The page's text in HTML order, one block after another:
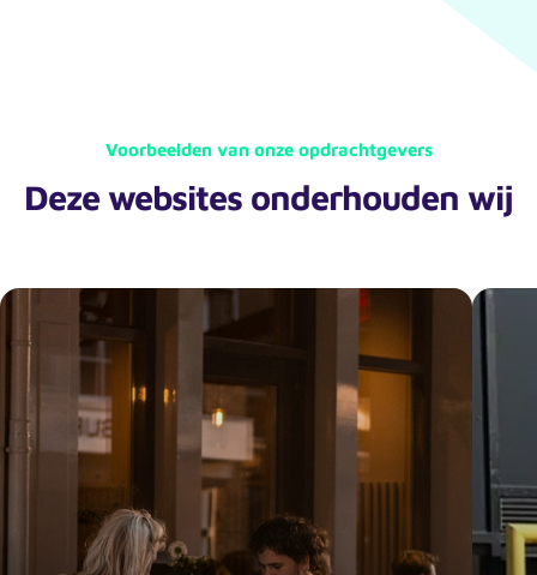
Voorbeelden van onze opdrachtgevers
Deze websites onderhouden wij